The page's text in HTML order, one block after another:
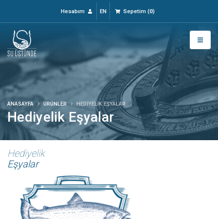
Hesabım EN Sepetim (0)
Hediyelik Eşyalar
ANASAYFA ÜRÜNLER HEDIYELIK EŞYALAR
Hediyelik
Eşyalar